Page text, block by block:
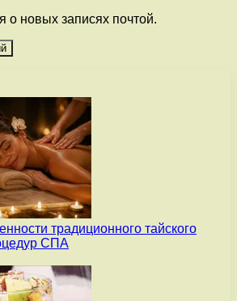
о новых записях почтой.
традиционного тайского
СПА